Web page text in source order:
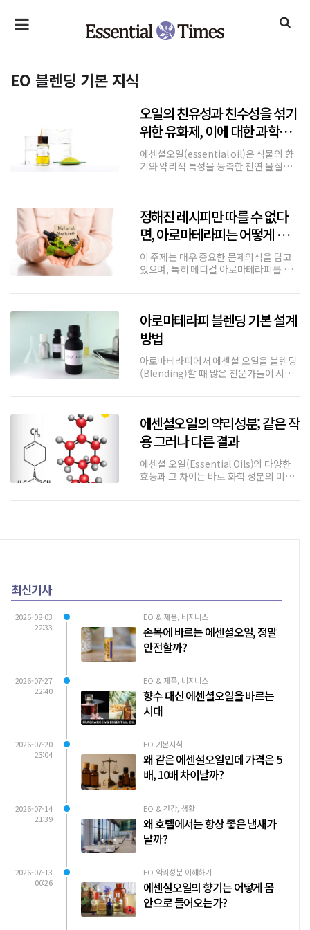
EO 블렌딩 기본 지식
오일의 친유성과 친수성을 섞기
위한 유화제, 이에 대한 과학과
논쟁
에센셜오일(essential oil)은 식물의 향
기와 약리적 특성을 농축한 천연 물질로,
성(lipophilic)’ 성질을 가지며, 물에는
잘 섞
정해진 레시피만 따를 수 없다
면, 아로마테라피는 어떻게 조절
해야 하는가?
이 주제는 매우 중요한 문제의식을 담고
있으며, 특히 메디컬 아로마테라피를 신
이해는 향후 아로마테라피의 의료 통합을
위한 중요한 전제 조건이라고 볼 수
아로마테라피 블렌딩 기본 설계
방법
아로마테라피에서 에센셜 오일을 블렌딩
(Blending)할 때 많은 전문가들이 시행
보다 중요한 것은 에센셜 오일의 “약리학
적 성분(Pharmacol
에센셜오일의 약리성분; 같은 작
용 그러나 다른 결과
에센셜 오일(Essential Oils)의 다양한
효능과 그 차이는 바로 화학 성분의 미세
최신기사
2026-08-03
22:33
EO & 제품, 비지니스
손목에 바르는 에센셜오일, 정말
안전할까?
2026-07-27
22:40
EO & 제품, 비지니스
향수 대신 에센셜오일을 바르는
시대
2026-07-20
23:04
EO 기본지식
왜 같은 에센셜오일인데 가격은 5
배, 10배 차이날까?
2026-07-14
21:39
EO & 건강, 생활
왜 호텔에서는 항상 좋은 냄새가
날까?
2026-07-13
00:26
EO 약리성분 이해하기
에센셜오일의 향기는 어떻게 몸
안으로 들어오는가?